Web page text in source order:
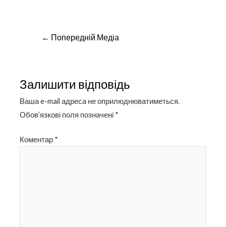
Навігація
← Попередній Медіа
Залишити відповідь
Ваша e-mail адреса не оприлюднюватиметься.
Обов’язкові поля позначені *
Коментар *